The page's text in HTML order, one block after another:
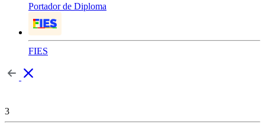
Portador de Diploma
FIES
3